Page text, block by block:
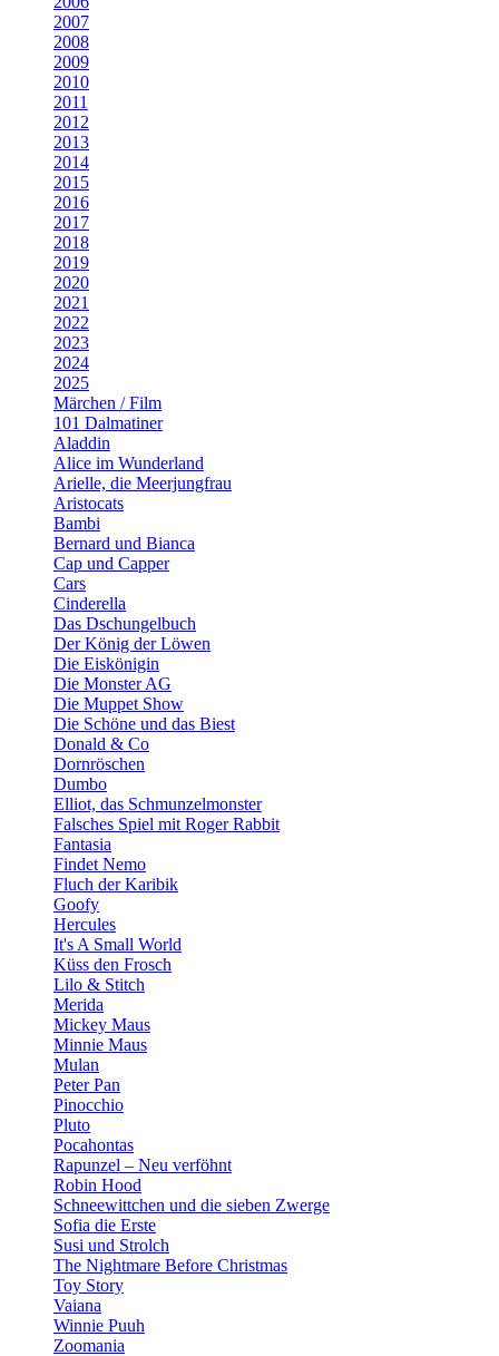
2007
2008
2009
2010
2011
2012
2013
2014
2015
2016
2017
2018
2019
2020
2021
2022
2023
2024
2025
Märchen / Film
101 Dalmatiner
Aladdin
Alice im Wunderland
Arielle, die Meerjungfrau
Aristocats
Bambi
Bernard und Bianca
Cap und Capper
Cars
Cinderella
Das Dschungelbuch
Der König der Löwen
Die Eiskönigin
Die Monster AG
Die Muppet Show
Die Schöne und das Biest
Donald & Co
Dornröschen
Dumbo
Elliot, das Schmunzelmonster
Falsches Spiel mit Roger Rabbit
Fantasia
Findet Nemo
Fluch der Karibik
Goofy
Hercules
It's A Small World
Küss den Frosch
Lilo & Stitch
Merida
Mickey Maus
Minnie Maus
Mulan
Peter Pan
Pinocchio
Pluto
Pocahontas
Rapunzel – Neu verföhnt
Robin Hood
Schneewittchen und die sieben Zwerge
Sofia die Erste
Susi und Strolch
The Nightmare Before Christmas
Toy Story
Vaiana
Winnie Puuh
Zoomania